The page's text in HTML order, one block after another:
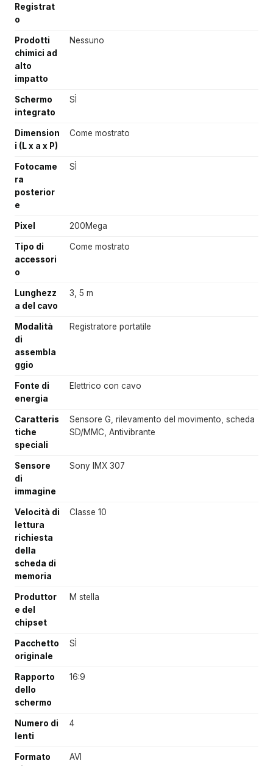
Registrat
o
Prodotti
chimici ad
alto
impatto
Nessuno
Schermo
integrato
SÌ
Dimension
i (L x a x P)
Come mostrato
Fotocame
ra
posterior
e
SÌ
Pixel 200Mega
Tipo di
accessori
o
Come mostrato
Lunghezz
a del cavo
3, 5 m
Modalità
di
assembla
ggio
Registratore portatile
Fonte di
energia
Elettrico con cavo
Caratteris
tiche
speciali
Sensore G, rilevamento del movimento, scheda
SD/MMC, Antivibrante
Sensore
di
immagine
Sony IMX 307
Velocità di
lettura
richiesta
della
scheda di
memoria
Classe 10
Produttor
e del
chipset
M stella
Pacchetto
originale
SÌ
Rapporto
dello
schermo
16:9
Numero di
lenti
4
Formato
AVI